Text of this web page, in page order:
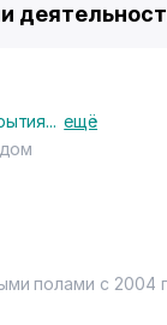
... ещё
полами с 2004